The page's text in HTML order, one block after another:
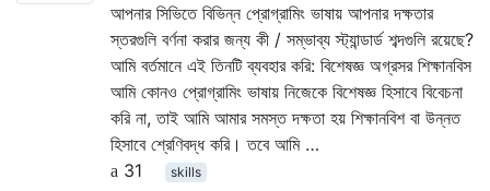
আপনার সিভিতে বিভিন্ন প্রোগ্রামিং ভাষায় আপনার দক্ষতার
স্তরগুলি বর্ণনা করার জন্য কী / সম্ভাব্য স্ট্যান্ডার্ড শব্দগুলি রয়েছে?
আমি বর্তমানে এই তিনটি ব্যবহার করি: বিশেষজ্ঞ অগ্রসর শিক্ষানবিস
আমি কোনও প্রোগ্রামিং ভাষায় নিজেকে বিশেষজ্ঞ হিসাবে বিবেচনা
করি না, তাই আমি আমার সমস্ত দক্ষতা হয় শিক্ষানবিশ বা উন্নত
হিসাবে শ্রেণিবদ্ধ করি। তবে আমি …
31
skills